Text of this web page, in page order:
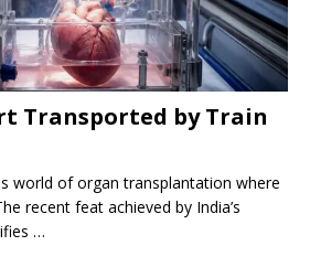
Transported by Train
world of organ transplantation where
recent feat achieved by India’s
…